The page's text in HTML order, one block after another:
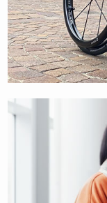
SWEDEN
UNITED